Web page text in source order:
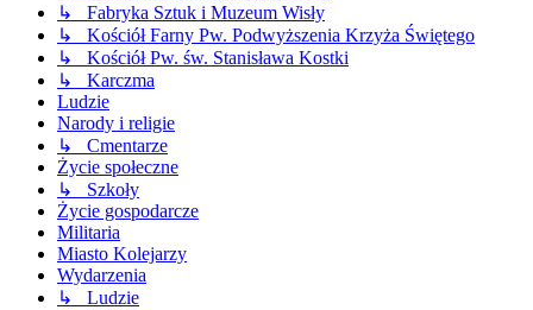
↳ Fabryka Sztuk i Muzeum Wisły
↳ Kościół Farny Pw. Podwyższenia Krzyża Świętego
↳ Kościół Pw. św. Stanisława Kostki
↳ Karczma
Ludzie
Narody i religie
↳ Cmentarze
Życie społeczne
↳ Szkoły
Życie gospodarcze
Militaria
Miasto Kolejarzy
Wydarzenia
↳ Ludzie